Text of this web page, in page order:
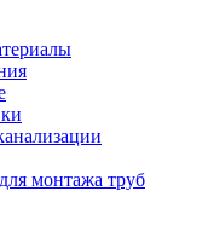
монтажа труб